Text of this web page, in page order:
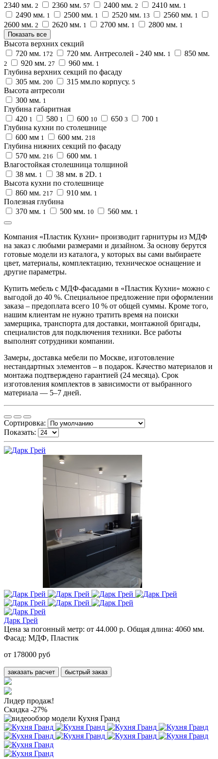
2340 мм. 2 2360 мм. 57 2400 мм. 2 2410 мм. 1
2490 мм. 1 2500 мм. 1 2520 мм. 13 2560 мм. 1
2600 мм. 2 2620 мм. 1 2700 мм. 1 2800 мм. 1
Показать все
Высота верхних секций
720 мм. 172 720 мм. Антресолей - 240 мм. 1 850 мм.
2 920 мм. 27 960 мм. 1
Глубина верхних секций по фасаду
305 мм. 200 315 мм.по корпусу. 5
Высота антресоли
300 мм. 1
Глубина габаритная
420 1 580 1 600 10 650 3 700 1
Глубина кухни по столешнице
600 мм 1 600 мм. 218
Глубина нижних секций по фасаду
570 мм. 216 600 мм. 1
Влагостойкая столешница толщиной
38 мм. 1 38 мм. в 2D. 1
Высота кухни по столешнице
860 мм. 217 910 мм. 1
Полезная глубина
370 мм. 1 500 мм. 10 560 мм. 1
Компания «Пластик Кухни» производит гарнитуры из МДФ
на заказ с любыми размерами и дизайном. За основу берутся
готовые модели из каталога, у которых вы сами выбираете
цвет, материалы, комплектацию, техническое оснащение и
другие параметры.
Купить мебель с МДФ-фасадами в «Пластик Кухни» можно с
выгодой до 40 %. Специальное предложение при оформлении
заказа – предоплата всего 10 % от общей суммы. Кроме того,
нашим клиентам не нужно тратить время на поиски
замерщика, транспорта для доставки, монтажной бригады,
специалистов для подключения техники. Все работы
выполнят сотрудники компании.
Замеры, доставка мебели по Москве, изготовление
нестандартных элементов – в подарок. Качество материалов и
монтажа подтверждено гарантией (24 месяца). Срок
изготовления комплектов в зависимости от выбранного
материала — 5–7 дней.
Сортировка:
Показать:
Дарк Грей
Цена за погонный метр: от 44.000 р. Общая длина: 4060 мм.
Фасад: МДФ, Пластик
от 178000 руб
заказать расчет быстрый заказ
Лидер продаж!
Скидка -27%